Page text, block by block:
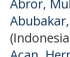
Abror,